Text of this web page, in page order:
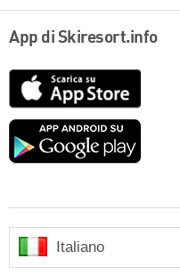
App di Skiresort.info
Google
Italiano